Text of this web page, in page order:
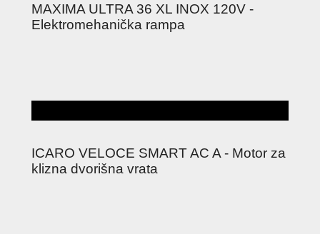
MAXIMA ULTRA 36 XL INOX 120V -
Elektromehanička rampa
ICARO VELOCE SMART AC A - Motor za
klizna dvorišna vrata